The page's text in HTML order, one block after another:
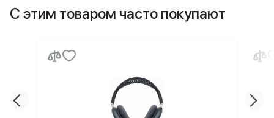
С этим товаром часто покупают